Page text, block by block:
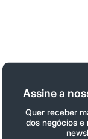
Assine a
Quer receber
dos negócios e